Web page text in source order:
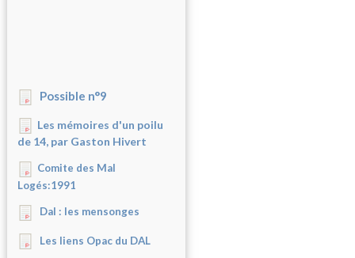
Possible n°9
Les mémoires d'un poilu
de 14, par Gaston Hivert
Comite des Mal
Logés:1991
Dal : les mensonges
Les liens Opac du DAL